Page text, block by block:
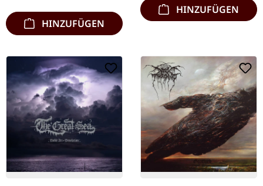
HINZUFÜGEN
HINZUFÜGEN